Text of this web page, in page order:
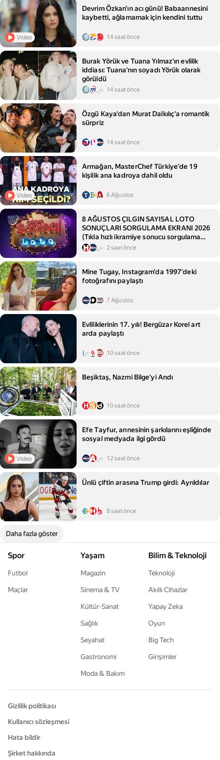
Video
Devrim Özkan'ın acı günü! Babaannesini
kaybetti, ağlamamak için kendini tuttu
14 saat önce
Burak Yörük ve Tuana Yılmaz'ın evlilik
iddiası: Tuana'nın soyadı Yörük olarak
görüldü
14 saat önce
Özgü Kaya'dan Murat Dalkılıç'a romantik
sürpriz
14 saat önce
Video
Armağan, MasterChef Türkiye'de 19
kişilik ana kadroya dahil oldu
6 Ağustos
8 AĞUSTOS ÇILGIN SAYISAL LOTO
SONUÇLARI SORGULAMA EKRANI 2026
(Tıkla hızlı ikramiye sonucu sorgulama
ekranı) || Milli Piyango Online Çılgın
listesi...
2 saat önce
Mine Tugay, Instagram'da 1997'deki
fotoğrafını paylaştı
7 Ağustos
Evliliklerinin 17. yılı! Bergüzar Korel art
arda paylaştı
10 saat önce
Beşiktaş, Nazmi Bilge'yi Andı
10 saat önce
Video
Efe Tayfur, annesinin şarkılarını eşliğinde
sosyal medyada ilgi gördü
12 saat önce
Ünlü çiftin arasına Trump girdi: Ayrıldılar
8 saat önce
Daha fazla göster
Spor
Futbol
Maçlar
Yaşam
Magazin
Sinema & TV
Kültür-Sanat
Sağlık
Seyahat
Gastronomi
Moda & Bakım
Bilim & Teknoloji
Teknoloji
Akıllı Cihazlar
Yapay Zeka
Oyun
Big Tech
Girişimler
Gizlilik politikası
Kullanıcı sözleşmesi
Hata bildir
Şirket hakkında